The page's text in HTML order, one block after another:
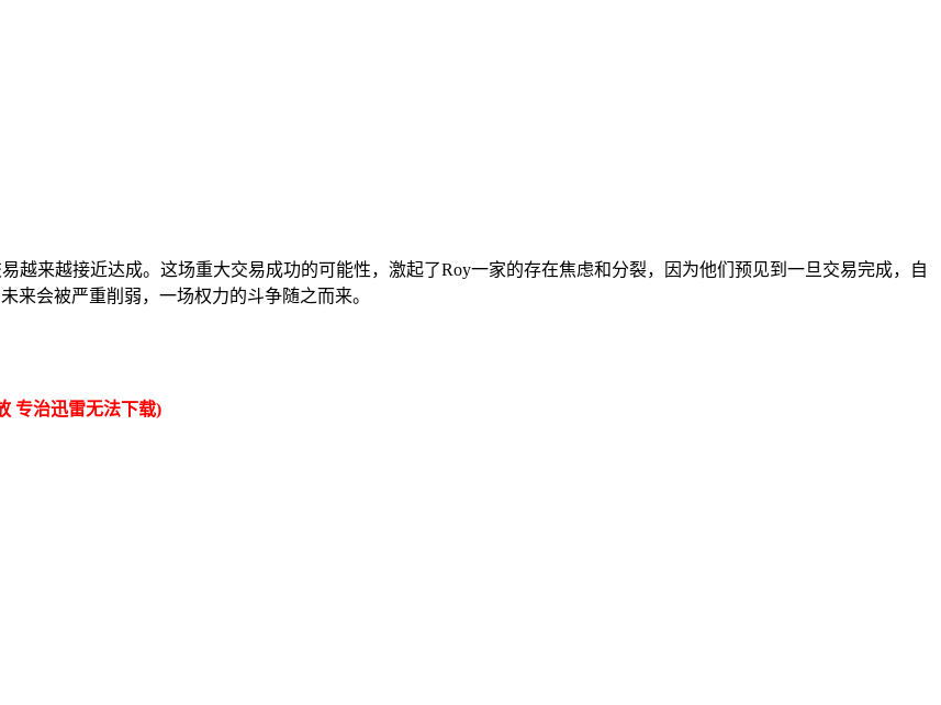
越来越接近达成。这场重大交易成功的可能性，激起了Roy一家的存在焦虑和分裂，因为他们预见到一旦交易完成，自
来会被严重削弱，一场权力的斗争随之而来。
专治迅雷无法下载)